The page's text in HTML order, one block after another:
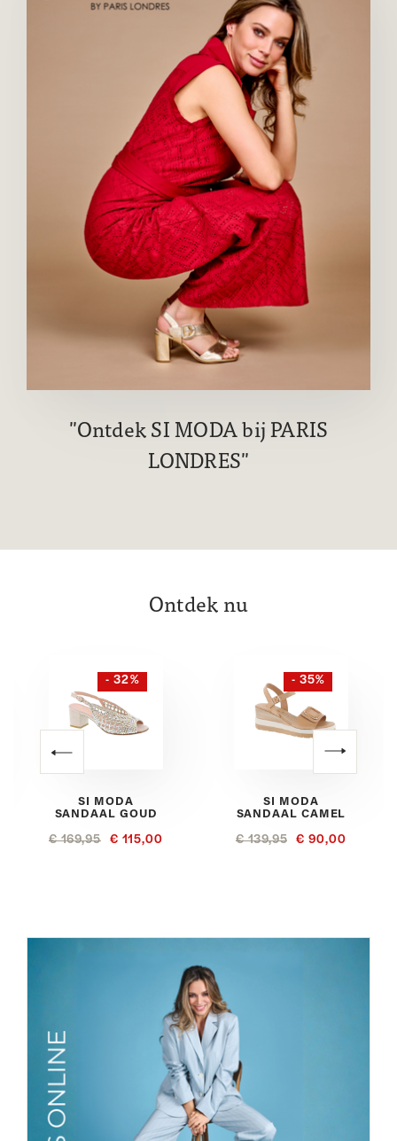
Ontdek SI MODA bij PARIS
LONDRES
Ontdek nu
- 32%
SI MODA
SANDAAL GOUD
€ 169,95 € 115,00
- 35%
SI MODA
SANDAAL CAMEL
€ 139,95 € 90,00